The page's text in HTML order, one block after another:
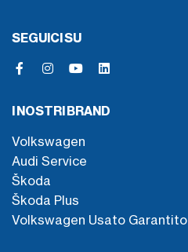
SEGUICI SU
I NOSTRI BRAND
Volkswagen
Audi Service
Škoda
Škoda Plus
Volkswagen Usato Garantito